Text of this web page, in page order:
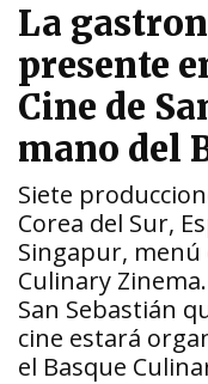
La
presente
Cine de
mano del
Siete
Corea del Sur,
Singapur, menú
Culinary
San Sebastián
cine estará
el Basque